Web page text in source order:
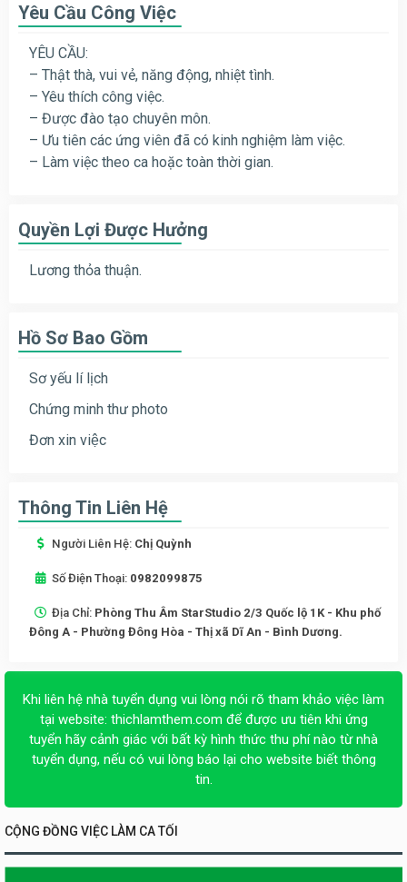
Yêu Cầu Công Việc
YÊU CẦU:
– Thật thà, vui vẻ, năng động, nhiệt tình.
– Yêu thích công việc.
– Được đào tạo chuyên môn.
– Ưu tiên các ứng viên đã có kinh nghiệm làm việc.
– Làm việc theo ca hoặc toàn thời gian.
Quyền Lợi Được Hưởng
Lương thỏa thuận.
Hồ Sơ Bao Gồm
Sơ yếu lí lịch
Chứng minh thư photo
Đơn xin việc
Thông Tin Liên Hệ
Người Liên Hệ: Chị Quỳnh
Số Điện Thoại: 0982099875
Địa Chỉ: Phòng Thu Âm StarStudio 2/3 Quốc lộ 1K - Khu phố
Đông A - Phường Đông Hòa - Thị xã Dĩ An - Bình Dương.
Khi liên hệ nhà tuyển dụng vui lòng nói rõ tham khảo việc làm
tại website: thichlamthem.com để được ưu tiên khi ứng
tuyển hãy cảnh giác với bất kỳ hình thức thu phí nào từ nhà
tuyển dụng, nếu có vui lòng báo lại cho website biết thông
tin.
CỘNG ĐỒNG VIỆC LÀM CA TỐI